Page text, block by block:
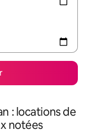
: locations de
notées